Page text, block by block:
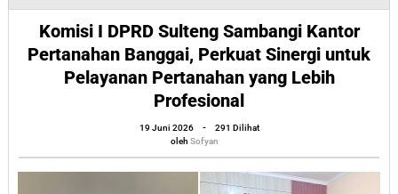
I
DPRD
Sulteng
Banggai,
Komisi I DPRD Sulteng Sambangi Kantor
Pertanahan Banggai, Perkuat Sinergi untuk
Pelayanan Pertanahan yang Lebih
Profesional
19 Juni 2026
oleh
Sofyan
-
291 Dilihat
oleh Sofyan